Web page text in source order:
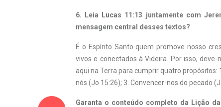
6. Leia Lucas 11:13 juntamente com
mensagem central desses textos?
É o Espírito Santo quem promove nosso
vivos e conectados à Videira. Por isso,
aqui na Terra para cumprir quatro propósitos:
nós (Jo 15:26); 3. Convencer-nos do pecado
Garanta o conteúdo completo da Lição